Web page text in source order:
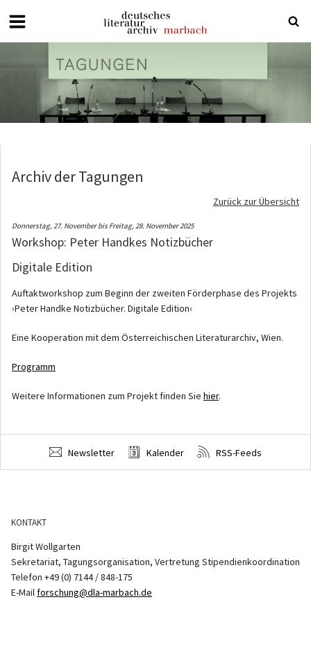
Deutsches
Literaturarchiv
Marbach
Archiv der Tagungen
Zurück zur Übersicht
Donnerstag, 27. November bis Freitag, 28. November 2025
Workshop: Peter Handkes Notizbücher
Digitale Edition
Auftaktworkshop zum Beginn der zweiten Förderphase des Projekts
›Peter Handke Notizbücher. Digitale Edition‹
Eine Kooperation mit dem Österreichischen Literaturarchiv, Wien.
Programm
Weitere Informationen zum Projekt finden Sie hier.
Newsletter Kalender RSS-Feeds
KONTAKT
Birgit Wollgarten
Sekretariat, Tagungsorganisation, Vertretung Stipendienkoordination
Telefon +49 (0) 7144 / 848-175
E-Mailforschung@dla-marbach.de